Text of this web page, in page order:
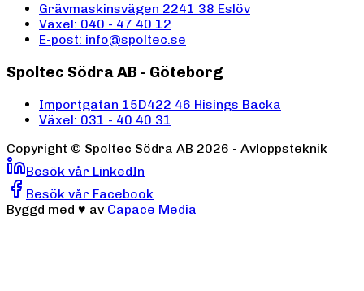
Grävmaskinsvägen 2241 38 Eslöv
Växel: 040 - 47 40 12
E-post: info@spoltec.se
Spoltec Södra AB - Göteborg
Importgatan 15D422 46 Hisings Backa
Växel: 031 - 40 40 31
Copyright © Spoltec Södra AB 2026 - Avloppsteknik
Besök vår LinkedIn
Besök vår Facebook
Byggd med ♥ av Capace Media